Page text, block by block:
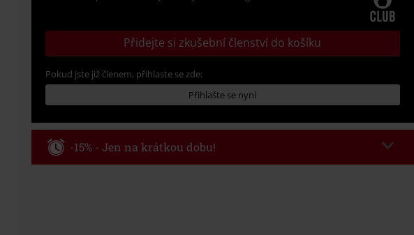
Přidejte si zkušební členství do košíku
Pokud jste již členem, přihlaste se zde:
Přihlašte se nyní
-15% - Jen na krátkou dobu!